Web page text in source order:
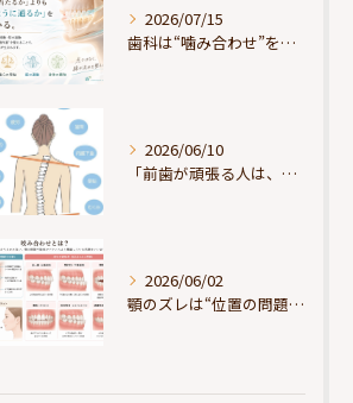
2026/07/15
歯科は“噛み合わせ”を見ているが、身体は“通り道”を見ている
2026/06/10
「前歯が頑張る人は、だいたい疲れている」
2026/06/02
顎のズレは“位置の問題”ではなく“選択の問題”